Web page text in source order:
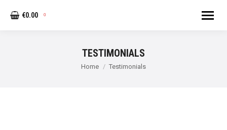
€0.00 0
TESTIMONIALS
You are here:
Home Testimonials